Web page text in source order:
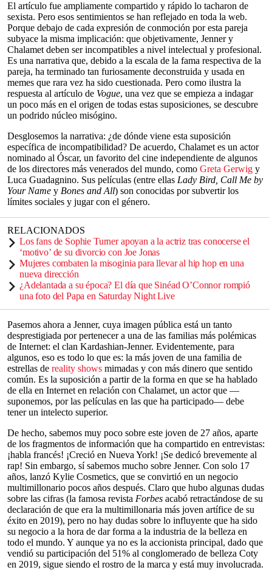
El artículo fue ampliamente compartido y rápido lo tacharon de
sexista. Pero esos sentimientos se han reflejado en toda la web.
Porque debajo de cada expresión de conmoción por esta pareja
subyace la misma implicación: que objetivamente, Jenner y
Chalamet deben ser incompatibles a nivel intelectual y profesional.
Es una narrativa que, debido a la escala de la fama respectiva de la
pareja, ha terminado tan furiosamente deconstruida y usada en
memes que rara vez ha sido cuestionada. Pero como ilustra la
respuesta al artículo de Vogue, una vez que se empieza a indagar
un poco más en el origen de todas estas suposiciones, se descubre
un podrido núcleo misógino.
Desglosemos la narrativa: ¿de dónde viene esta suposición
específica de incompatibilidad? De acuerdo, Chalamet es un actor
nominado al Óscar, un favorito del cine independiente de algunos
de los directores más venerados del mundo, como Greta Gerwig y
Luca Guadagnino. Sus películas (entre ellas Lady Bird, Call Me by
Your Name y Bones and All) son conocidas por subvertir los
límites sociales y jugar con el género.
RELACIONADOS
Los fans de Sophie Turner apoyan a la actriz tras conocerse el
‘motivo’ de su divorcio con Joe Jonas
Mujeres combaten la misoginia para llevar al hip hop en una
nueva dirección
¿Adelantada a su época? El día que Sinéad O’Connor rompió
una foto del Papa en Saturday Night Live
Pasemos ahora a Jenner, cuya imagen pública está un tanto
desprestigiada por pertenecer a una de las familias más polémicas
de Internet: el clan Kardashian-Jenner. Evidentemente, para
algunos, eso es todo lo que es: la más joven de una familia de
estrellas de reality shows mimadas y con más dinero que sentido
común. Es la suposición a partir de la forma en que se ha hablado
de ella en Internet en relación con Chalamet, un actor que —
suponemos, por las películas en las que ha participado— debe
tener un intelecto superior.
De hecho, sabemos muy poco sobre este joven de 27 años, aparte
de los fragmentos de información que ha compartido en entrevistas:
¡habla francés! ¡Creció en Nueva York! ¡Se dedicó brevemente al
rap! Sin embargo, sí sabemos mucho sobre Jenner. Con solo 17
años, lanzó Kylie Cosmetics, que se convirtió en un negocio
multimillonario pocos años después. Claro que hubo algunas dudas
sobre las cifras (la famosa revista Forbes acabó retractándose de su
declaración de que era la multimillonaria más joven artífice de su
éxito en 2019), pero no hay dudas sobre lo influyente que ha sido
su negocio a la hora de dar forma a la industria de la belleza en
todo el mundo. Y aunque ya no es la accionista principal, dado que
vendió su participación del 51% al conglomerado de belleza Coty
en 2019, sigue siendo el rostro de la marca y está muy involucrada.